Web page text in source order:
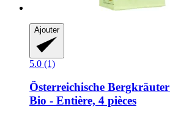
Ajouter
5.0 (1)
Österreichische Bergkräuter
Bio -​ Entière, 4 pièces